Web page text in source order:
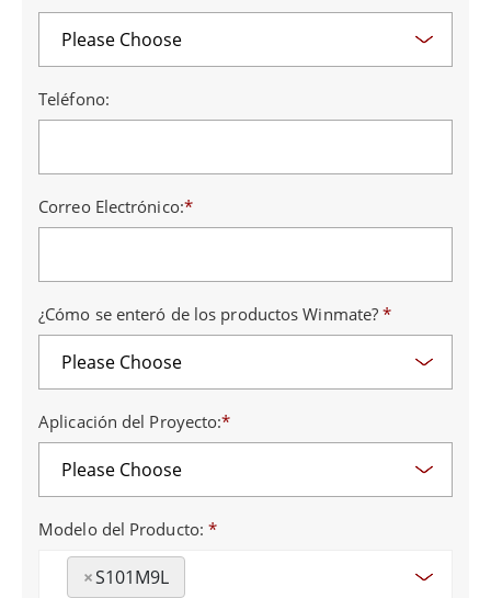
Teléfono:
Correo Electrónico:*
¿Cómo se enteró de los productos Winmate?*
Aplicación del Proyecto:*
Modelo del Producto:*
×S101M9L